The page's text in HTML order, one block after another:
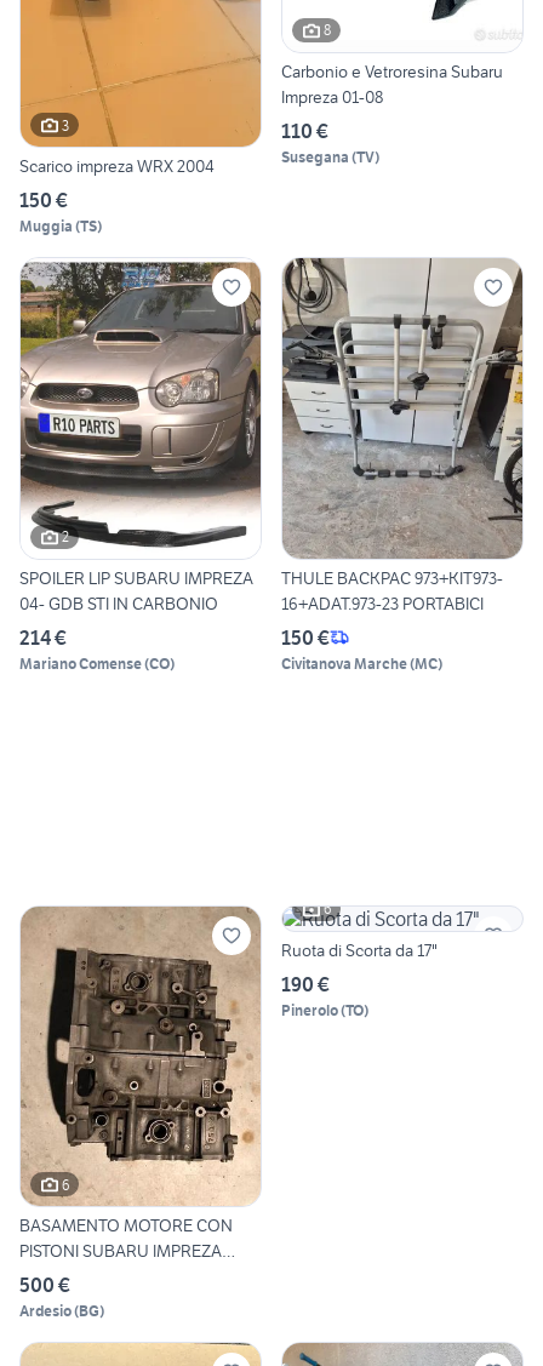
3
Scarico impreza WRX 2004
150 €
Muggia (TS)
8
Carbonio e Vetroresina Subaru
Impreza 01-08
110 €
Susegana (TV)
2
SPOILER LIP SUBARU IMPREZA
04- GDB STI IN CARBONIO
214 €
Mariano Comense(CO)
THULE BACKPAC 973+KIT973-
16+ADAT.973-23 PORTABICI
150 €
Civitanova Marche(MC)
6
BASAMENTO MOTORE CON
PISTONI SUBARU IMPREZA
2004
500 €
Ardesio(BG)
6
Ruota di Scorta da 17"
190 €
Pinerolo(TO)